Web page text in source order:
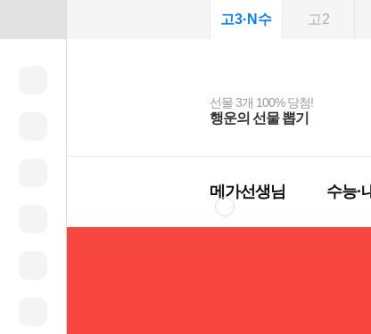
고3·N수 고2
선물 3개 100% 당첨!
행운의 선물 뽑기
선물 100% 증정!
메가스터디 X 올리
여름방학 스터디 캐시
백
2027 러셀 단과
강사 공개선발
스마트러닝앱
설문 EVENT
메가패스
3일 무료 체험권
메가패스 수강생 무료
혜택!
사회공헌 캠페인
희망이룸 메가나눔
메가선생님 수능·